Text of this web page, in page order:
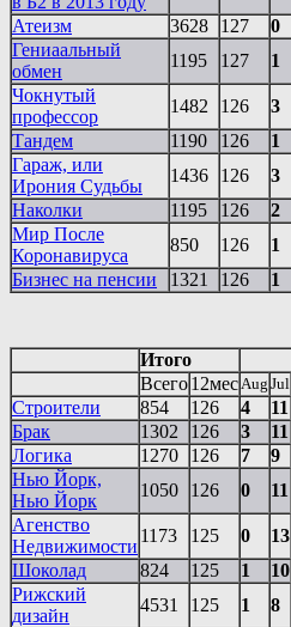
Атеизм
3628 127 0
Гениаальный
обмен
1195 127 1
Чокнутый
профессор
1482 126 3
Тандем
1190 126 1
Гараж, или
Ирония Судьбы
1436 126 3
Наколки
1195 126 2
Мир После
Коронавируса
850 126 1
Бизнес на пенсии
1321 126 1
Итого
Всего12мес Aug Jul
Строители 854 126 4 11
Брак
1302 126 3 11
Логика
1270 126 7 9
Нью Йорк,
Нью Йорк
1050 126 0 11
Агенство
Недвижимости
1173 125 0 13
Шоколад
824 125 1 10
Рижский
дизайн
4531 125 1 8